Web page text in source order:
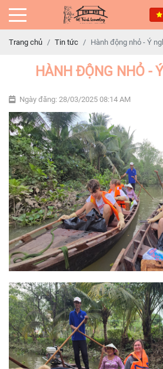
Trang chủ Tin tức Hành động nhỏ - Ý
HÀNH ĐỘNG NHỎ -
Ngày đăng: 28/03/2025 08:14 AM